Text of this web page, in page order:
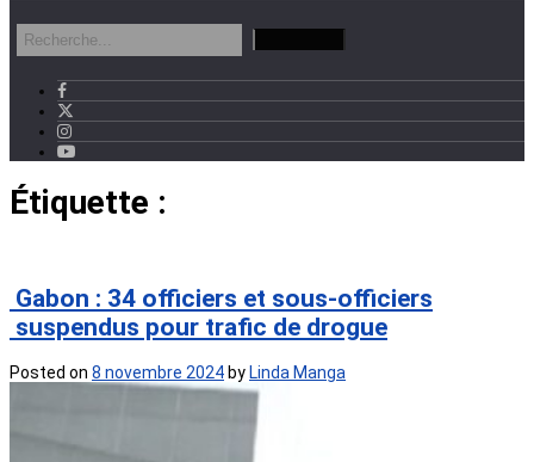
Étiquette :
Gabon : 34 officiers et sous-officiers
suspendus pour trafic de drogue
Posted on 8 novembre 2024byLinda Manga